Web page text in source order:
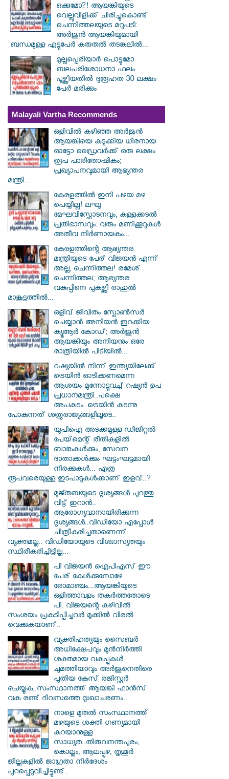
ഒക്കുമോ?! ആയങ്കിയുടെ
വെല്ലുവിളിക്ക് ചിരിച്ചുകൊണ്ട്
ചെന്നിത്തലയുടെ മറുപടി:
അർജുൻ ആയങ്കിയുമായി
ബന്ധമുള്ള എട്ടുപേർ കരുതൽ തടങ്കലിൽ...
മുല്ലപ്പെരിയാര്‍ പൊട്ടുമോ
ബലപരിശോധനാ ഫലം
പൂഴ്ത്തിയതില്‍ ദുരൂഹത 30 ലക്ഷം
പേര്‍ മരിക്കും
Malayali Vartha Recommends
ഒളിവിൽ കഴിഞ്ഞ അർജുൻ
ആയങ്കിയെ കുടുക്കിയ ധീരനായ
ഓട്ടോ ഡ്രൈവർക്ക് ഒരു ലക്ഷം
രൂപ പാരിതോഷികം;
പ്രഖ്യാപനവുമായി ആഭ്യന്തര
മന്ത്രി...
കേരളത്തിൽ ഇനി പഴയ മഴ
പെയ്യില്ല! ലഘു
മേഘവിസ്ഫോടനവും, കള്ളക്കടൽ
പ്രതിഭാസവും: വരും മണിക്കൂറുകൾ
അതീവ നിർണായകം...
കേരളത്തിന്റെ ആഭ്യന്തര
മന്ത്രിയുടെ പേര് വിജയൻ എന്ന്
അല്ല, ചെന്നിത്തല! രമേശ്
ചെന്നിത്തല; ആഭ്യന്തര
വകുപ്പിനെ പുകഴ്ത്തി രാഹുൽ
മാങ്കൂട്ടത്തിൽ...
ഒളിവ് ജീവിതം സ്പോൺസർ
ചെയ്യാൻ അനിയൻ ഇറക്കിയ
ക്യൂആർ കോഡ്; അർജുൻ
ആയങ്കിയും അനിയനും ഒരേ
രാത്രിയിൽ പിടിയിൽ...
റഷ്യയിൽ നിന്ന് ഇന്ത്യയിലേക്ക്
ട്രെയിൻ ഓടിക്കണമെന്ന
ആശയം മുന്നോട്ടുവച്ച് റഷ്യൻ ഉപ
പ്രധാനമന്ത്രി..പക്ഷെ
അപകടം..ട്രെയിൻ കടന്നു
പോകുന്നത് ശത്രുരാജ്യങ്ങളിലൂടെ..
യുപിഐ അടക്കമുള്ള ഡിജിറ്റല്‍
പേയ്‌മെന്റ് രീതികളില്‍
ബാങ്കുകള്‍ക്കും, സേവന
ദാതാക്കള്‍ക്കും ഘട്ടംഘട്ടമായി
നിരക്കുകള്‍... എത്ര
രൂപവരെയുള്ള ഇടപാടുകള്‍ക്കാണ് ഇളവ്..?
മുജ്തബയുടെ ദൃശ്യങ്ങൾ പുറത്തു
വിട്ട് ഇറാൻ..
ആരോഗ്യവാനായിരിക്കുന്ന
ദൃശ്യങ്ങൾ..വിഡിയോ എപ്പോൾ
ചിത്രീകരിച്ചതാണെന്ന്
വ്യക്തമല്ല.. വിഡിയോയുടെ വിശ്വാസ്യതയും
സ്ഥിരീകരിച്ചിട്ടില്ല...
പി വിജയന്‍ ഐപിഎസ് ഈ
പേര് കേൾക്കുമ്പോഴേ
രോമാഞ്ചം...ആയങ്കിയുടെ
ഒളിത്താവളം തകര്‍ത്തതോടെ
പി. വിജയന്റെ കഴിവില്‍
സംശയം പ്രകടിപ്പിച്ചവര്‍ മൂക്കില്‍ വിരല്‍
വെക്കുകയാണ്..
വ്യക്തിഹത്യയും സൈബര്‍
അധിക്ഷേപവും മുന്‍നിര്‍ത്തി
ശക്തമായ വകുപ്പുകള്‍
ചുമത്തിയാവും അർജുനെതിരെ
പുതിയ കേസ് രജിസ്റ്റര്‍
ചെയ്യുക..സംസ്ഥാനത്ത് ആയങ്കി ഫാൻസ്
വക രണ്ട് ദിവസത്തെ ദുഃഖാചരണം..
നാളെ മുതൽ സംസ്ഥാനത്ത്
മഴയുടെ ശക്തി ഗണ്യമായി
കുറയാനുള്ള
സാധ്യത..തിരുവനന്തപുരം,
കൊല്ലം, ആലപ്പുഴ, തൃശൂർ
ജില്ലകളിൽ ജാഗ്രതാ നിർദേശം
പുറപ്പെടുവിച്ചിട്ടുണ്ട്..